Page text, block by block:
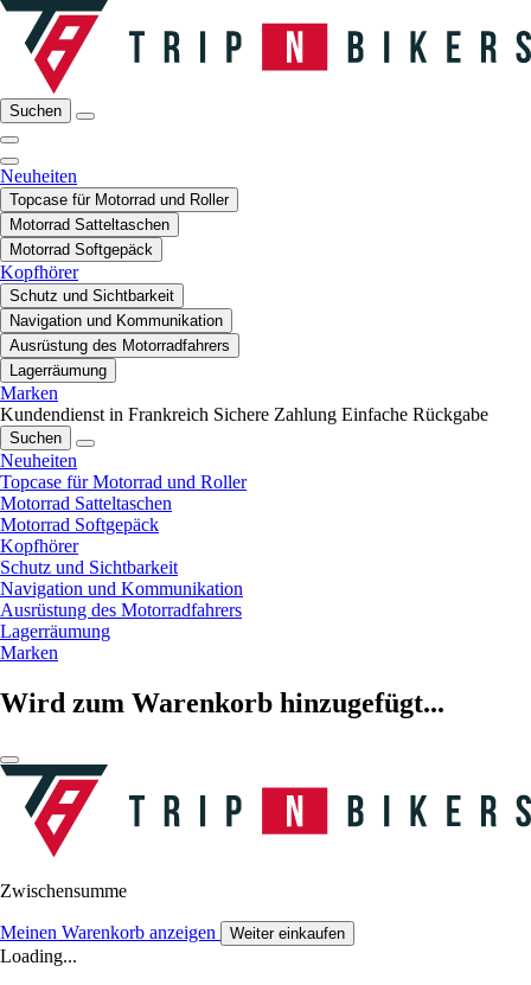
Suchen
Neuheiten
Topcase für Motorrad und Roller
Motorrad Satteltaschen
Motorrad Softgepäck
Kopfhörer
Schutz und Sichtbarkeit
Navigation und Kommunikation
Ausrüstung des Motorradfahrers
Lagerräumung
Marken
Kundendienst in Frankreich Sichere Zahlung Einfache Rückgabe
Suchen
Neuheiten
Topcase für Motorrad und Roller
Motorrad Satteltaschen
Motorrad Softgepäck
Kopfhörer
Schutz und Sichtbarkeit
Navigation und Kommunikation
Ausrüstung des Motorradfahrers
Lagerräumung
Marken
Wird zum Warenkorb hinzugefügt...
Zwischensumme
Meinen Warenkorb anzeigen Weiter einkaufen
Loading...